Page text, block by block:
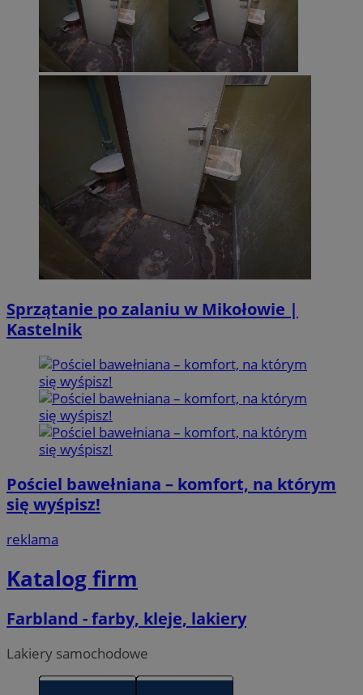
Sprzątanie po zalaniu w Mikołowie |
Kastelnik
Pościel bawełniana – komfort, na którym
się wyśpisz!
reklama
Katalog firm
Farbland - farby, kleje, lakiery
Lakiery samochodowe